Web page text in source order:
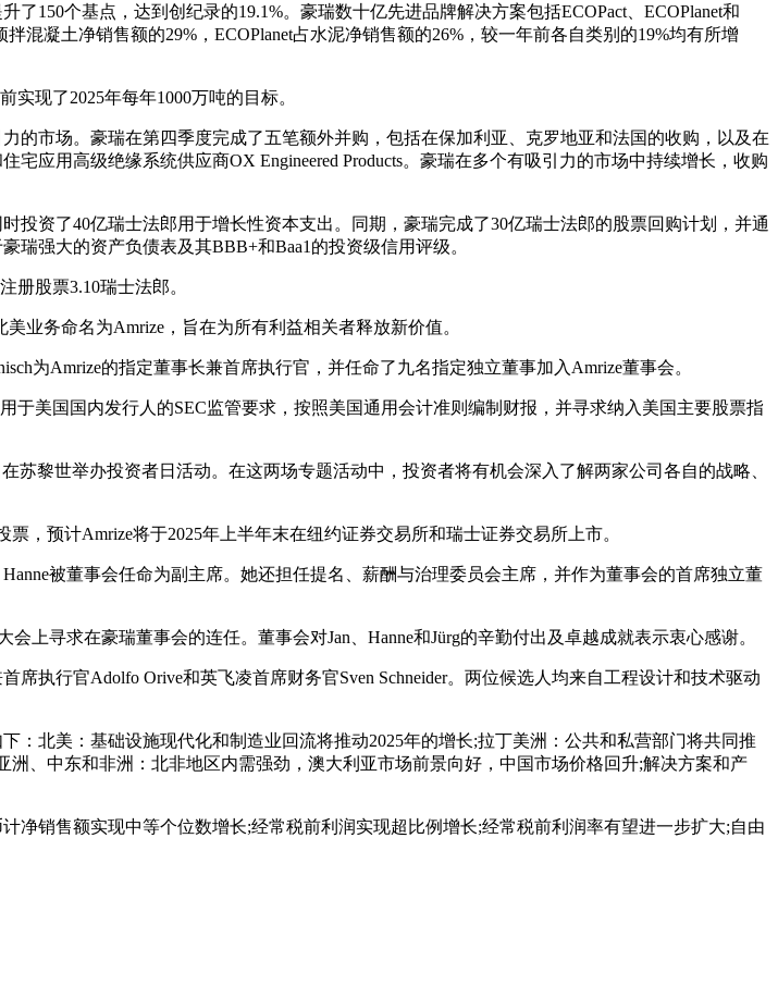
个基点，达到创纪录的19.1%。豪瑞数十亿先进品牌解决方案包括ECOPact、ECOPlanet和
混凝土净销售额的29%，ECOPlanet占水泥净销售额的26%，较一年前各自类别的19%均有所增
现了2025年每年1000万吨的目标。
市场。豪瑞在第四季度完成了五笔额外并购，包括在保加利亚、克罗地亚和法国的收购，以及在
应用高级绝缘系统供应商OX Engineered Products。豪瑞在多个有吸引力的市场中持续增长，收购
资了40亿瑞士法郎用于增长性资本支出。同期，豪瑞完成了30亿瑞士法郎的股票回购计划，并通
强大的资产负债表及其BBB+和Baa1的投资级信用评级。
股票3.10瑞士法郎。
务命名为Amrize，旨在为所有利益相关者释放新价值。
为Amrize的指定董事长兼首席执行官，并任命了九名指定独立董事加入Amrize董事会。
美国国内发行人的SEC监管要求，按照美国通用会计准则编制财报，并寻求纳入美国主要股票指
黎世举办投资者日活动。在这两场专题活动中，投资者将有机会深入了解两家公司各自的战略、
预计Amrize将于2025年上半年末在纽约证券交易所和瑞士证券交易所上市。
被董事会任命为副主席。她还担任提名、薪酬与治理委员会主席，并作为董事会的首席独立董
上寻求在豪瑞董事会的连任。董事会对Jan、Hanne和Jürg的辛勤付出及卓越成就表示衷心感谢。
行官Adolfo Orive和英飞凌首席财务官Sven Schneider。两位候选人均来自工程设计和技术驱动
北美：基础设施现代化和制造业回流将推动2025年的增长;拉丁美洲：公共和私营部门将共同推
、中东和非洲：北非地区内需强劲，澳大利亚市场前景向好，中国市场价格回升;解决方案和产
销售额实现中等个位数增长;经常税前利润实现超比例增长;经常税前利润率有望进一步扩大;自由